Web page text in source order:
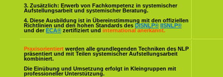
3. Zusätzlich: Erwerb von Fachkompetenz in systemischer
Aufstellungsarbeit und systemischer Beratung.
4. Diese Ausbildung ist in Übereinstimmung mit den offiziellen
Richtlinien und den hohen Standards des DISNLP® IISNLP®
und der ECA® zertifiziert und international anerkannt.
Praxisorientiert werden alle grundlegenden Techniken des NLP
präsentiert und mit Teilen systemischer Aufstellungsarbeit
kombiniert.
Die Einübung und Umsetzung erfolgt in Kleingruppen mit
professioneller Unterstützung.